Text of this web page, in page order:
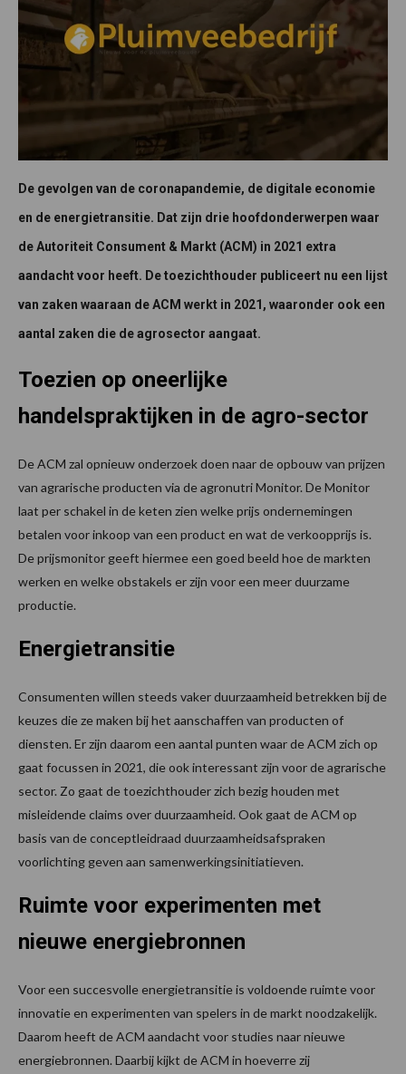
De gevolgen van de coronapandemie, de digitale economie
en de energietransitie. Dat zijn drie hoofdonderwerpen waar
de Autoriteit Consument & Markt (ACM) in 2021 extra
aandacht voor heeft. De toezichthouder publiceert nu een lijst
van zaken waaraan de ACM werkt in 2021, waaronder ook een
aantal zaken die de agrosector aangaat.
Toezien op oneerlijke
handelspraktijken in de agro-sector
De ACM zal opnieuw onderzoek doen naar de opbouw van prijzen
van agrarische producten via de agronutri Monitor. De Monitor
laat per schakel in de keten zien welke prijs ondernemingen
betalen voor inkoop van een product en wat de verkoopprijs is.
De prijsmonitor geeft hiermee een goed beeld hoe de markten
werken en welke obstakels er zijn voor een meer duurzame
productie.
Energietransitie
Consumenten willen steeds vaker duurzaamheid betrekken bij de
keuzes die ze maken bij het aanschaffen van producten of
diensten. Er zijn daarom een aantal punten waar de ACM zich op
gaat focussen in 2021, die ook interessant zijn voor de agrarische
sector. Zo gaat de toezichthouder zich bezig houden met
misleidende claims over duurzaamheid. Ook gaat de ACM op
basis van de conceptleidraad duurzaamheidsafspraken
voorlichting geven aan samenwerkingsinitiatieven.
Ruimte voor experimenten met
nieuwe energiebronnen
Voor een succesvolle energietransitie is voldoende ruimte voor
innovatie en experimenten van spelers in de markt noodzakelijk.
Daarom heeft de ACM aandacht voor studies naar nieuwe
energiebronnen. Daarbij kijkt de ACM in hoeverre zij